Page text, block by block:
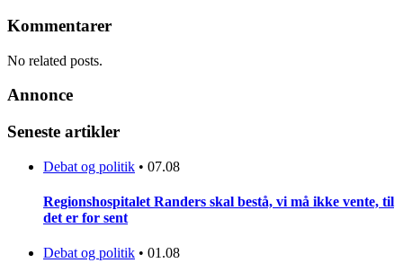
Kommentarer
No related posts.
Annonce
Seneste artikler
Debat og politik • 07.08
Regionshospitalet Randers skal bestå, vi må ikke vente, til
det er for sent
Debat og politik • 01.08